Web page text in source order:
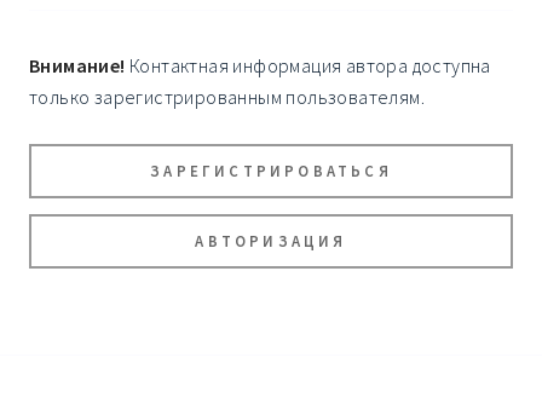
Внимание! Контактная информация автора доступна
только зарегистрированным пользователям.
ЗАРЕГИСТРИРОВАТЬСЯ
АВТОРИЗАЦИЯ